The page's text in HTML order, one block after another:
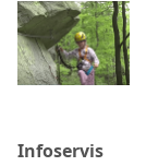
Infoservis